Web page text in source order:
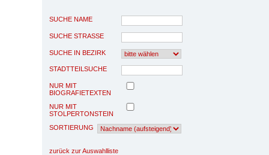
SUCHE NAME
SUCHE STRASSE
SUCHE IN BEZIRK
STADTTEILSUCHE
NUR MIT
BIOGRAFIETEXTEN
NUR MIT
STOLPERTONSTEIN
SORTIERUNG
zurück zur Auswahlliste